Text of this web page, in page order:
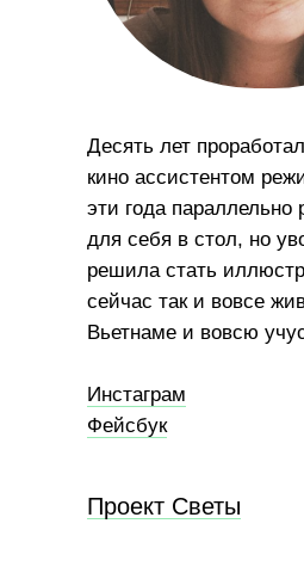
Проект Светы
Десять лет
кино ассистентом
эти года параллельно
для себя в стол, но
решила стать
сейчас так и вовсе
Вьетнаме и вовсю
Инстаграм
Фейсбук